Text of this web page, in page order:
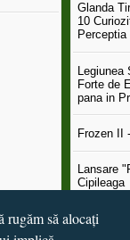
Glanda
10
Legiunea
Forte de
pana in
Frozen II
Lansare
Cipileaga
...toate
rugăm să alocați